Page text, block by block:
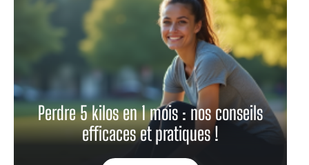
Perdre 5 kilos en 1 mois : nos conseils
efficaces et pratiques !